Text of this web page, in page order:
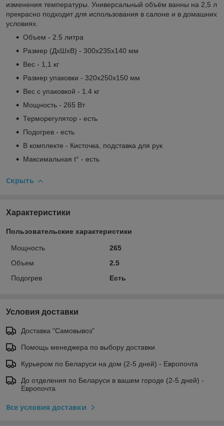
изменения температуры. Универсальный объём ванны на 2,5 л
прекрасно подходит для использования в салоне и в домашних
условиях.
Объем - 2.5 литра
Размер (ДхШхВ) - 300x235x140 мм
Вес - 1,1 кг
Размер упаковки - 320x250x150 мм
Вес с упаковкой - 1.4 кг
Мощность - 265 Вт
Терморегулятор - есть
Подогрев - есть
В комплекте - Кисточка, подставка для рук
Максимальная t° - есть
Скрыть
Характеристики
Пользовательские характеристики
Мощность
265
Объем
2.5
Подогрев
Есть
Условия доставки
Доставка "Самовывоз"
Помощь менеджера по выбору доставки
Курьером по Беларуси на дом (2-5 дней) - Европочта
До отделения по Беларуси в вашем городе (2-5 дней) -
Европочта
Все условия доставки